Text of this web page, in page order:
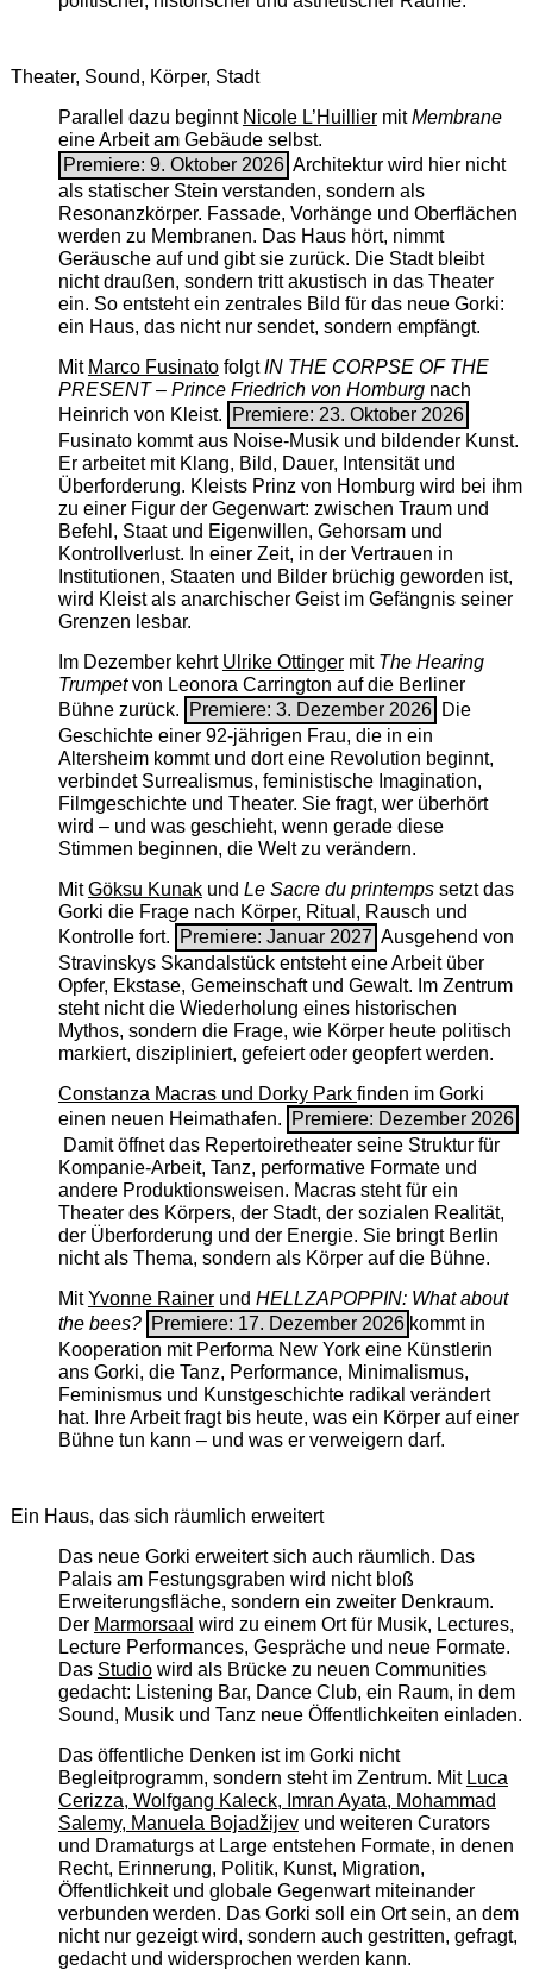
Theater, Sound, Körper, Stadt
Parallel dazu beginnt Nicole L’Huilliermit ­Membrane
eine Arbeit am Gebäude selbst.
Premiere: 9. Oktober 2026 Architektur wird hier nicht
als statischer Stein verstanden, sondern als
Resonanzkörper. Fassade, Vorhänge und Oberflächen
werden zu Membranen. Das Haus hört, nimmt
Geräusche auf und gibt sie zurück. Die Stadt bleibt
nicht draußen, sondern tritt akustisch in das Theater
ein. So entsteht ein zentrales Bild für das neue Gorki:
ein Haus, das nicht nur sendet, sondern empfängt.
Mit Marco FusinatofolgtIN THE CORPSE OF THE
PRESENT – Prince Friedrich von Homburgnach
Heinrich von Kleist.
Premiere: 23. Oktober 2026
Fusinato kommt aus Noise-Musik und bildender Kunst.
Er arbeitet mit Klang, Bild, Dauer, Intensität und
Überforderung. Kleists Prinz von Homburg wird bei ihm
zu einer Figur der Gegenwart: zwischen Traum und
Befehl, Staat und Eigenwillen, Gehorsam und
Kontrollverlust. In einer Zeit, in der Vertrauen in
Institutionen, Staaten und Bilder brüchig geworden ist,
wird Kleist als anarchischer Geist im Gefängnis seiner
Grenzen lesbar.
Im Dezember kehrt Ulrike Ottingermit The ­Hearing
Trumpetvon Leonora Carrington auf die Berliner
Bühne zurück.
Premiere: 3. Dezember 2026 Die
Geschichte einer 92-jährigen Frau, die in ein
Altersheim kommt und dort eine Revolution beginnt,
verbindet Surrealismus, feministische Imagination,
Filmgeschichte und Theater. Sie fragt, wer überhört
wird – und was geschieht, wenn gerade diese
Stimmen beginnen, die Welt zu verändern.
MitGöksu Kunakund Le Sacre du printempssetzt das
Gorki die Frage nach Körper, Ritual, Rausch und
Kontrolle fort.
Premiere: Januar 2027 Ausgehend von
Stravinskys Skandalstück entsteht eine Arbeit über
Opfer, Ekstase, Gemeinschaft und Gewalt. Im Zentrum
steht nicht die Wiederholung eines historischen
Mythos, sondern die Frage, wie Körper heute politisch
markiert, diszipliniert, gefeiert oder geopfert werden.
Constanza Macras und Dorky Park finden im Gorki
einen neuen Heimathafen.
Premiere: Dezember 2026
Damit öffnet das Repertoiretheater seine Struktur für
Kompanie-Arbeit, Tanz, performative Formate und
andere Produktionsweisen. Macras steht für ein
Theater des Körpers, der Stadt, der sozialen Realität,
der Überforderung und der Energie. Sie bringt Berlin
nicht als Thema, sondern als Körper auf die Bühne.
MitYvonne Rainerund HELLZAPOPPIN: What about
the bees? Premiere: 17. Dezember 2026 kommt in
Kooperation mit Performa New York eine Künstlerin
ans Gorki, die Tanz, Performance, Minimalismus,
Feminismus und Kunstgeschichte radikal verändert
hat. Ihre Arbeit fragt bis heute, was ein Körper auf einer
Bühne tun kann – und was er verweigern darf.
Ein Haus, das sich räumlich erweitert
Das neue Gorki erweitert sich auch räumlich. Das
Palais am Festungsgraben wird nicht bloß
Erweiterungsfläche, sondern ein zweiter Denkraum.
Der Marmorsaal wird zu einem Ort für Musik, Lectures,
Lecture Performances, Gespräche und neue Formate.
Das Studiowird als Brücke zu neuen Communities
gedacht: Listening Bar, Dance Club, ein Raum, in dem
Sound, Musik und Tanz neue Öffentlichkeiten einladen.
Das öffentliche Denken ist im Gorki nicht
Begleitprogramm, sondern steht im Zentrum. Mit Luca
Cerizza, Wolfgang Kaleck, Imran Ayata, Mohammad
Salemy, Manuela Bojadžijevund weiteren Curators
und Dramaturgs at Large entstehen Formate, in denen
Recht, Erinnerung, Politik, Kunst, Migration,
Öffentlichkeit und globale Gegenwart miteinander
verbunden werden. Das Gorki soll ein Ort sein, an dem
nicht nur gezeigt wird, sondern auch gestritten, gefragt,
gedacht und widersprochen werden kann.